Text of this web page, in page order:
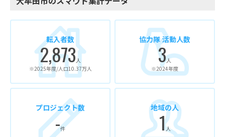
転入者数
2,873 人
※2025年度/人口10.37万人
協力隊 活動人数
3人
※2024年度
プロジェクト数
-件
地域の人
1人